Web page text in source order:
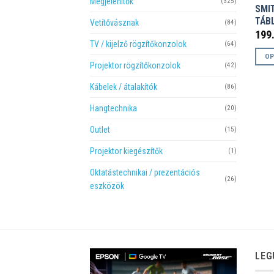
Vetítővásznak (84)
TV / kijelző rögzítőkonzolok (64)
Projektor rögzítőkonzolok (42)
Kábelek / átalakítók (86)
Hangtechnika (20)
Outlet (15)
Projektor kiegészítők (1)
Oktatástechnikai / prezentációs
eszközök
(26)